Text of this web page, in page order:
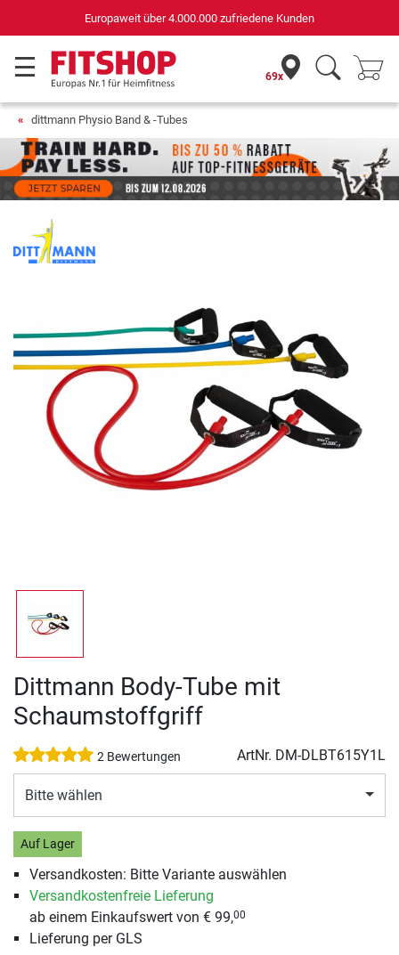
für Sportgeräte (n-tv+DISQ 2016-2024)
69x
dittmann Physio Band & -Tubes
Dittmann Body-Tube mit
Schaumstoffgriff
2 Bewertungen ArtNr. DM-DLBT615Y1L
Bitte wählen
Auf Lager
Versandkosten: Bitte Variante auswählen
Versandkostenfreie Lieferung
ab einem Einkaufswert von € 99,00
Lieferung per GLS